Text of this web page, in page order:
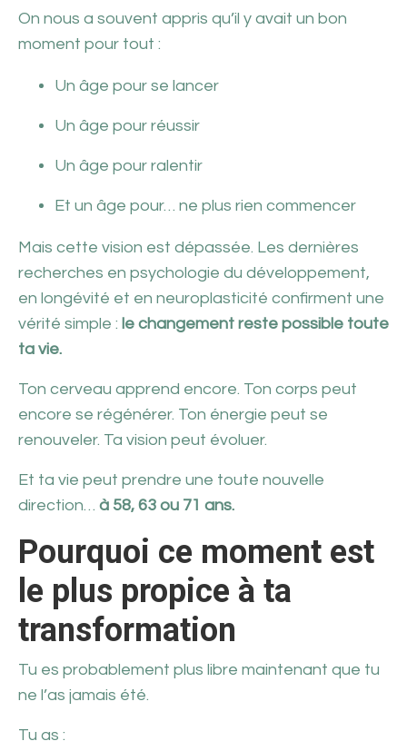
On nous a souvent appris qu’il y avait un bon
moment pour tout :
Un âge pour se lancer
Un âge pour réussir
Un âge pour ralentir
Et un âge pour… ne plus rien commencer
Mais cette vision est dépassée. Les dernières
recherches en psychologie du développement,
en longévité et en neuroplasticité confirment une
vérité simple : le changement reste possible toute
ta vie.
Ton cerveau apprend encore. Ton corps peut
encore se régénérer. Ton énergie peut se
renouveler. Ta vision peut évoluer.
Et ta vie peut prendre une toute nouvelle
direction… à 58, 63 ou 71 ans.
Pourquoi ce moment est
le plus propice à ta
transformation
Tu es probablement plus libre maintenant que tu
ne l’as jamais été.
Tu as :